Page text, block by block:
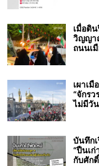
เมื่อดิ
วิญญา
ถนนเ
เผาเมื
“จักรว
ไม่มีวั
บันทึก
“ปืนเก่
กับศัก